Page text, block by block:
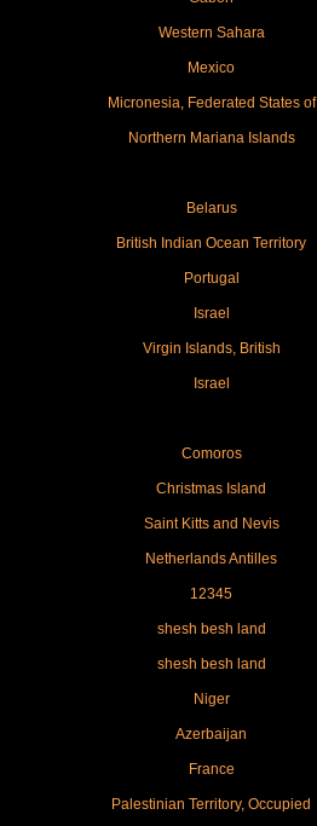
Western Sahara
Mexico
Micronesia, Federated States of
Northern Mariana Islands
Belarus
British Indian Ocean Territory
Portugal
Israel
Virgin Islands, British
Israel
Comoros
Christmas Island
Saint Kitts and Nevis
Netherlands Antilles
12345
shesh besh land
shesh besh land
Niger
Azerbaijan
France
Palestinian Territory, Occupied